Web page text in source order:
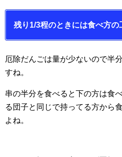
残り1/3程のときには食べ方の
厄除だんごは量が少ないので半
すね。
串の半分を食べると下の方は食
る団子と同じで持ってる方から
よね。